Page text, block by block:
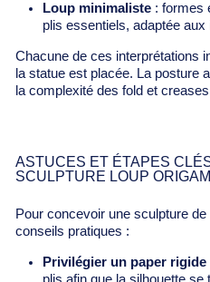
Loup minimaliste : formes
plis essentiels, adaptée
Chacune de ces interprétations
la statue est placée. La posture
la complexité des fold et
ASTUCES ET ÉTAPES
SCULPTURE LOUP
Pour concevoir une sculpture
conseils pratiques :
Privilégier un paper rigide